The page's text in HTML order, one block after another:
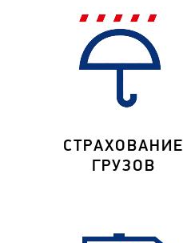
СТРАХОВАНИЕ
ГРУЗОВ